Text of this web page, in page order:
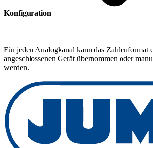
Konfiguration
Für jeden Analogkanal kann das Zahlenformat
angeschlossenen Gerät übernommen oder
werden.